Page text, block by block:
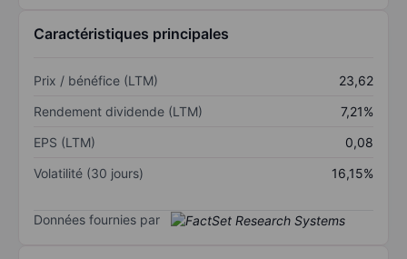
Caractéristiques principales
Prix / bénéfice (LTM)
23,62
Rendement dividende (LTM)
7,21%
EPS (LTM)
0,08
Volatilité (30 jours)
16,15%
Données fournies par